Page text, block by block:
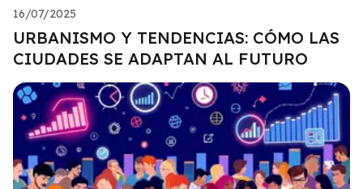
16/07/2025
URBANISMO Y TENDENCIAS: CÓMO LAS
CIUDADES SE ADAPTAN AL FUTURO